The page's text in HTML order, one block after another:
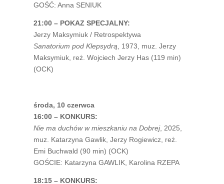
GOŚĆ: Anna SENIUK
21:00 – POKAZ SPECJALNY:
Jerzy Maksymiuk / Retrospektywa
Sanatorium pod Klepsydrą , 1973, muz. Jerzy
Maksymiuk, reż. Wojciech Jerzy Has (119 min)
(OCK)
środa, 10 czerwca
16:00 – KONKURS:
Nie ma duchów w mieszkaniu na Dobrej, 2025,
muz. Katarzyna Gawlik, Jerzy Rogiewicz, reż.
Emi Buchwald (90 min) (OCK)
GOŚCIE: Katarzyna GAWLIK, Karolina RZEPA
18:15 – KONKURS: